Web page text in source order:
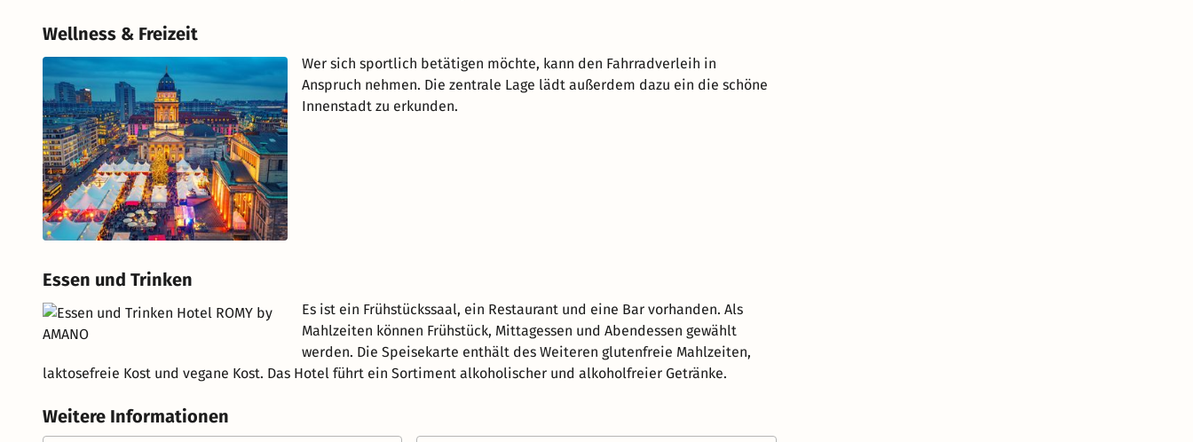
Wellness & Freizeit
Wer sich sportlich betätigen möchte, kann den Fahrradverleih in
Anspruch nehmen. Die zentrale Lage lädt außerdem dazu ein die schöne
Innenstadt zu erkunden.
Essen und Trinken
Es ist ein Frühstückssaal, ein Restaurant und eine Bar vorhanden. Als
Mahlzeiten können Frühstück, Mittagessen und Abendessen gewählt
werden. Die Speisekarte enthält des Weiteren glutenfreie Mahlzeiten,
laktosefreie Kost und vegane Kost. Das Hotel führt ein Sortiment alkoholischer und alkoholfreier Getränke.
Weitere Informationen